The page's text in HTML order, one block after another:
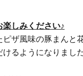
しみください♪
ザ風味の豚まん
るようになりました